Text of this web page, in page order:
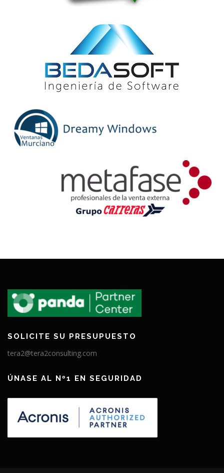
SOLICITE SU PRESUPUESTO
tera2@tera2consulting.com
ÚNASE AL Nº1 EN SEGURIDAD